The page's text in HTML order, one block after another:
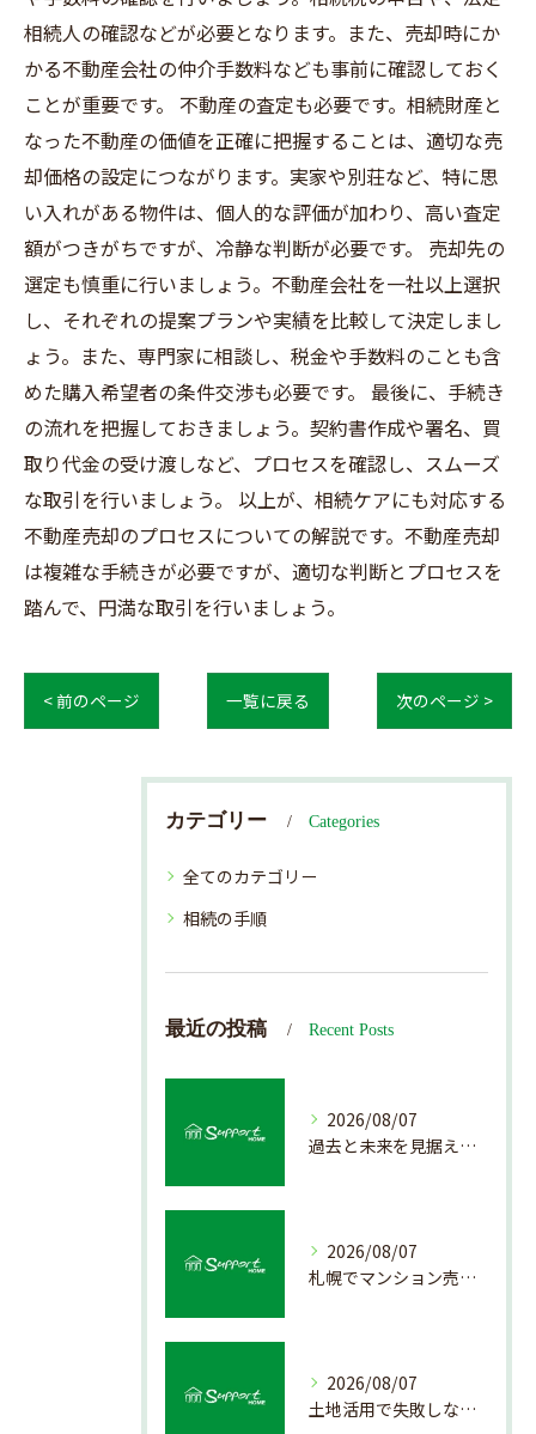
相続人の確認などが必要となります。また、売却時にか
かる不動産会社の仲介手数料なども事前に確認しておく
ことが重要です。 不動産の査定も必要です。相続財産と
なった不動産の価値を正確に把握することは、適切な売
却価格の設定につながります。実家や別荘など、特に思
い入れがある物件は、個人的な評価が加わり、高い査定
額がつきがちですが、冷静な判断が必要です。 売却先の
選定も慎重に行いましょう。不動産会社を一社以上選択
し、それぞれの提案プランや実績を比較して決定しまし
ょう。また、専門家に相談し、税金や手数料のことも含
めた購入希望者の条件交渉も必要です。 最後に、手続き
の流れを把握しておきましょう。契約書作成や署名、買
取り代金の受け渡しなど、プロセスを確認し、スムーズ
な取引を行いましょう。 以上が、相続ケアにも対応する
不動産売却のプロセスについての解説です。不動産売却
は複雑な手続きが必要ですが、適切な判断とプロセスを
踏んで、円満な取引を行いましょう。
< 前のページ 一覧に戻る 次のページ >
カテゴリー Categories
全てのカテゴリー
相続の手順
最近の投稿 Recent Posts
2026/08/07
過去と未来を見据えた戸建て売却の秘訣
2026/08/07
札幌でマンション売却を成功させる査定と価格の見極め方
2026/08/07
土地活用で失敗しない売却準備のポイント